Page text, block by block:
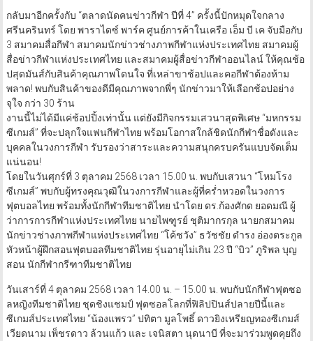
กลับมาอีกครั้งกับ “ตลาดนัดคนข่าวกีฬา ปีที่ 4” ครั้งนี้ปักหมุดใจกลาง
ศรีนครินทร์ โดย พาราไดซ์ พาร์ค ศูนย์การค้าในเครือ เอ็ม บี เค จับมือกับ
3 สมาคมสื่อกีฬา สมาคมนักข่าวช่างภาพกีฬาแห่งประเทศไทย สมาคมผู้
สื่อข่าวกีฬาแห่งประเทศไทย และสมาคมผู้สื่อข่าวกีฬาออนไลน์ ให้คุณช้อ
ปสุดมันส์กับสินค้าคุณภาพโดนใจ ที่เหล่าขาช้อปและคอกีฬาต้องห้าม
พลาด! พบกับสินค้าของดีมีคุณภาพจากพี่ๆ นักข่าวมาให้เลือกช้อปอย่าง
จุใจ กว่า 30 ร้าน
งานนี้ไม่ได้มีแค่ช้อปปิ้งเท่านั้น แต่ยังมีกิจกรรมเสวนาสุดพิเศษ “มหกรรม
ซีเกมส์” ที่จะปลุกใจแฟนกีฬาไทย พร้อมโอกาสใกล้ชิดนักกีฬาชื่อดังและ
บุคคลในวงการกีฬา รับรองว่าสาระและความสนุกครบครันแบบจัดเต็ม
แน่นอน!
โดยในวันศุกร์ที่ 3 ตุลาคม 2568 เวลา 15.00 น. พบกับเสวนา “โหมโรง
ซีเกมส์” พบกับผู้ทรงคุณวุฒิในวงการกีฬาและผู้ที่คร่ำหวอดในวงการ
ฟุตบอลไทย พร้อมทั้งนักกีฬาทีมชาติไทย นำโดย ดร.ก้องศักด ยอดมณี ผู้
ว่าการการกีฬาแห่งประเทศไทย นายไพฑูรย์ ชุติมากรกุล นายกสมาคม
นักข่าวช่างภาพกีฬาแห่งประเทศไทย “โค้ชวัง” ธวัชชัย ดำรง อ่องตระกูล
หัวหน้าผู้ฝึกสอนฟุตบอลทีมชาติไทย รุ่นอายุไม่เกิน 23 ปี “บิว” ภูริพล บุญ
สอน นักกีฬากรีฑาทีมชาติไทย
วันเสาร์ที่ 4 ตุลาคม 2568 เวลา 14.00 น. – 15.00 น. พบกับนักกีฬาฟุตซอ
ลหญิงทีมชาติไทย ชุดชิงแชมป์ ฟุตซอลโลกที่ฟิลิปปินส์ปลายปีนี้และ
ซีเกมส์ประเทศไทย “น้องแพรว” ปทิตา มูลโพธิ์ ดาวยิงเหรียญทองซีเกมส์
เวียดนาม เพ็ชรดาว ล้วนแก้ว และ เจนิสตา นุดนาบี ที่จะมาร่วมพูดคุยถึง